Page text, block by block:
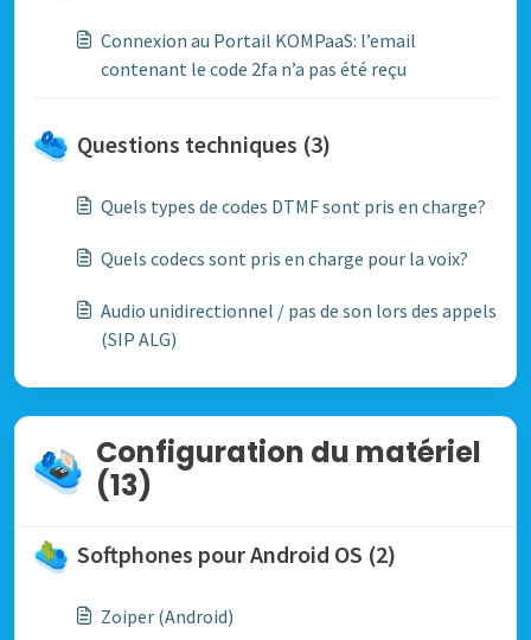
Connexion au Portail KOMPaaS: l’email
contenant le code 2fa n’a pas été reçu
Questions techniques (3)
Quels types de codes DTMF sont pris en charge?
Quels codecs sont pris en charge pour la voix?
Audio unidirectionnel / pas de son lors des appels
(SIP ALG)
Configuration du matériel
(13)
Softphones pour Android OS (2)
Zoiper (Android)